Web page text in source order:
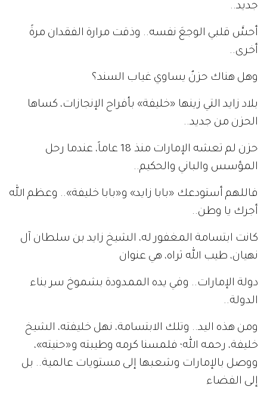
جديد..
أحسَّ قلبي الوجعَ نفسه.. وذقت مرارة الفقدان مرةً
أخرى..
وهل هناك حزنٌ يساوي غياب السند؟
بلاد زايد التي زينها «خليفة» بأفراح الإنجازات، كساها
الحزن من جديد..
حزن لم تعشه الإمارات منذ 18 عاماً، عندما رحل
المؤسس والباني والحكيم..
فاللهم أستودعك «بابا زايد» و«بابا خليفة».. وعظم الله
أجرك يا وطن..
كانت ابتسامة المغفور له، الشيخ زايد بن سلطان آل
نهيان، طيب الله ثراه، هي عنوان
دولة الإمارات.. وفي يده الممدودة بشموخ سر بناء
الدولة..
ومن هذه اليد.. وتلك الابتسامة، نهل خليفته، الشيخ
خليفة، رحمه الله؛ فلمسنا كرمه وطيبته و«حنيته»،
ووصل بالإمارات وشعبها إلى مستويات عالمية.. بل
إلى الفضاء